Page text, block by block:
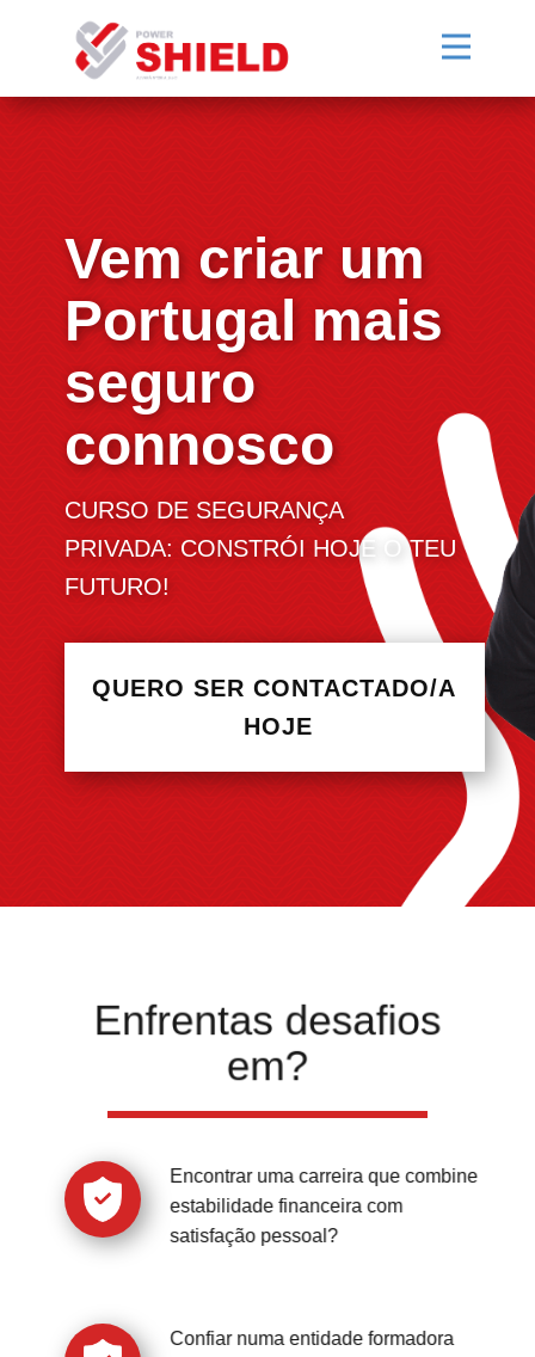
Vem criar um
Portugal mais
seguro
connosco
CURSO DE SEGURANÇA
PRIVADA: CONSTRÓ​I HOJE O TEU
FUTURO!
QUERO SER CONTACTADO/A
HOJE
Enfrentas desafios
em?
Encontrar uma carreira que combine
estabilidade financeira com
satisfação pessoal?
Confiar numa entidade formadora